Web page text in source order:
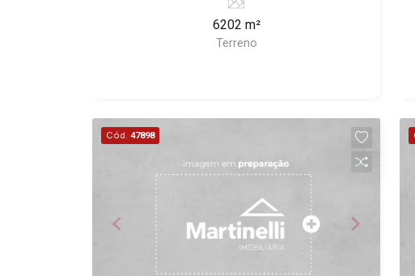
características deste imóvel que a
Martinelli Imobiliária selecionou para
Lançamentos! Avenida João Fiúsa,
1051 - Alto da Boa Vista | Ribeirão
6202 m²
Terreno
Cód. 47898